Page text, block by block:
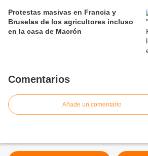
Protestas masivas en Francia y
Bruselas de los agricultores incluso
en la casa de Macrón
Comentarios
Añade un comentario